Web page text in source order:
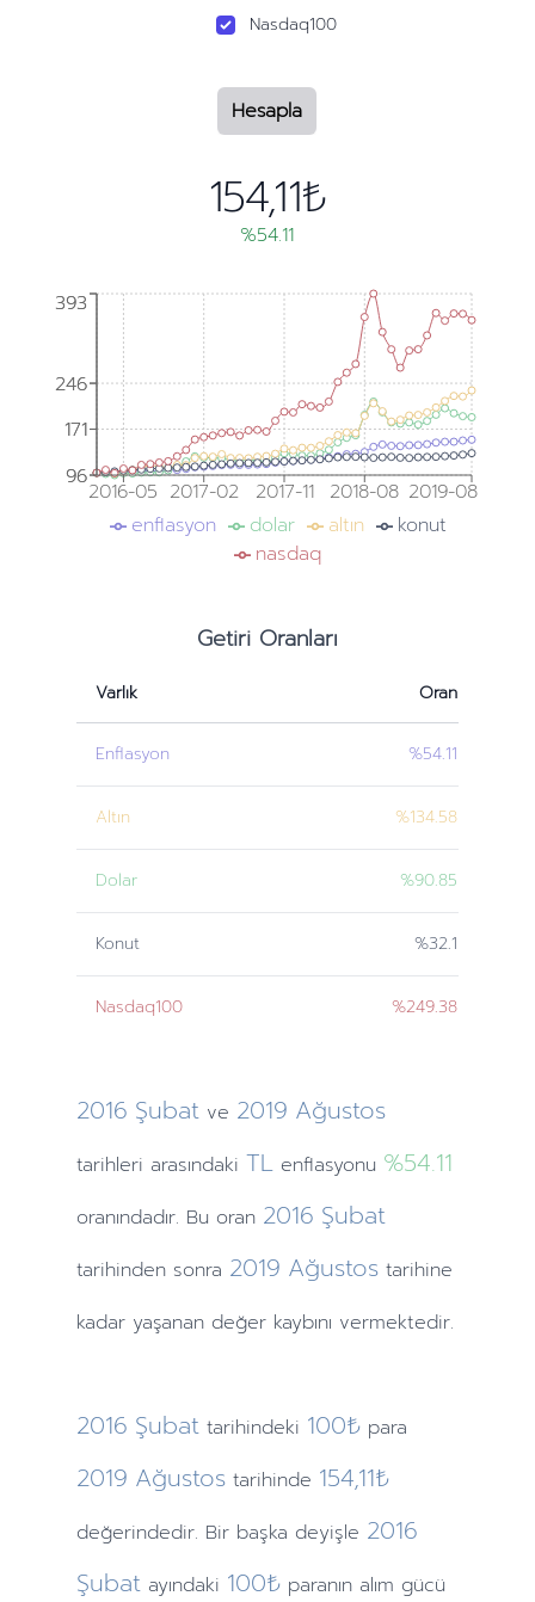
Nasdaq100
Hesapla
154,11₺
%54.11
2016-05 2017-02 2017-11 2018-08 2019-08
96
171
246
393
96
171
246
393
enflasyon dolar altın
konut
nasdaq
Getiri Oranları
Varlık Oran
Enflasyon %54.11
Altın %134.58
Dolar %90.85
Konut %32.1
Nasdaq100 %249.38
2016 Şubat ve 2019 Ağustos
tarihleri arasındaki TLenflasyonu %54.11
oranındadır. Bu oran 2016 Şubat
tarihindensonra 2019 Ağustos tarihine
kadar yaşanan değer kaybını vermektedir.
2016 Şubat tarihindeki 100₺ para
2019 Ağustos tarihinde 154,11₺
değerindedir. Bir başka deyişle 2016
Şubat ayındaki 100₺ paranın alım gücü